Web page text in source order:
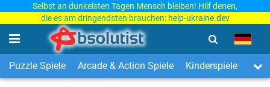
Selbst an dunkelsten Tagen Mensch bleiben! Hilf denen,
die es am dringendsten brauchen: help-ukraine.dev
Puzzle Spiele Arcade & Action Spiele Kinderspiele 3-